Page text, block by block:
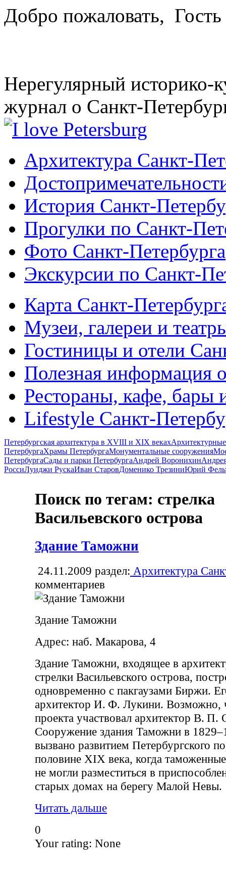
Добро пожаловать, Гость
Нерегулярный историко-
журнал о Санкт-
Архитектура Санкт-
История Санкт-
Прогулки по Санкт-
Фото Санкт-Петербурга
Экскурсии по Санкт-
Карта Санкт-
Музеи, галереи и
Гостиницы и отели
Полезная информация
Рестораны, кафе, бары
Lifestyle Санкт-
Петербургская архитектура в XVIII и XIX веках
ПетербургаХрамы ПетербургаМонументальные сооружения
ПетербургаСады и парки ПетербургаАндрей Воронихин
РоссиЛуиджи РускаИван СтаровДоменико ТрезиниЮрий
Поиск по тегам: стрелка
Васильевского острова
Здание Таможни
24.11.2009 раздел: Архитектура
комментариев
Здание Таможни
Адрес: наб. Макарова, 4
Здание Таможни, входящее в
стрелки Васильевского острова,
одновременно с пакгаузами Биржи.
архитектор И. Ф. Лукини. Возможно,
проекта участвовал архитектор В. П.
Сооружение здания Таможни в
вызвано развитием Петербургского
половине XIX века, когда
не могли разместиться в
старых домах на берегу Малой Невы.
Читать дальше
0
Your rating: None